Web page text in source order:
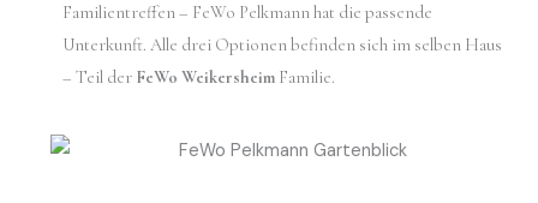
Familientreffen – FeWo Pelkmann hat die passende
Unterkunft. Alle drei Optionen befinden sich im selben Haus
– Teil der FeWo Weikersheim Familie.